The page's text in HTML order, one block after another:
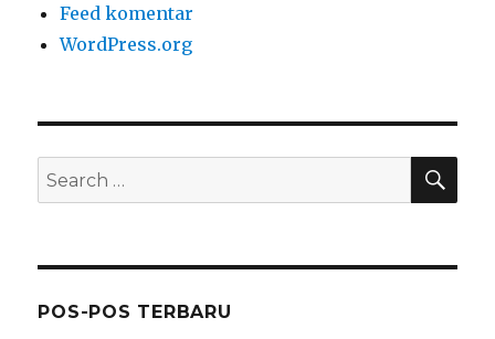
Feed komentar
WordPress.org
Search
for:
POS-POS TERBARU